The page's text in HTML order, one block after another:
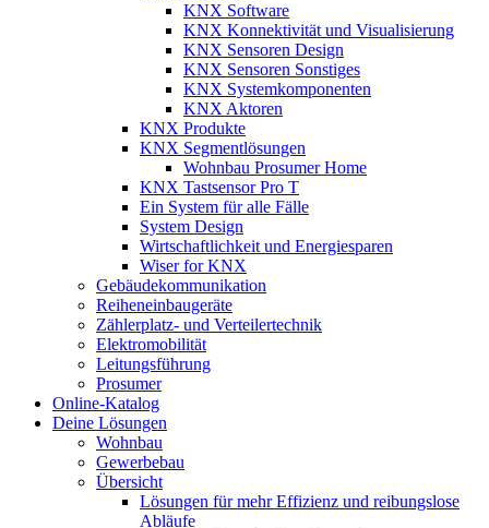
KNX Software
KNX Konnektivität und Visualisierung
KNX Sensoren Design
KNX Sensoren Sonstiges
KNX Systemkomponenten
KNX Aktoren
KNX Produkte
KNX Segmentlösungen
Wohnbau Prosumer Home
KNX Tastsensor Pro T
Ein System für alle Fälle
System Design
Wirtschaftlichkeit und Energiesparen
Wiser for KNX
Gebäudekommunikation
Reiheneinbaugeräte
Zählerplatz- und Verteilertechnik
Elektromobilität
Leitungsführung
Prosumer
Online-Katalog
Deine Lösungen
Wohnbau
Gewerbebau
Übersicht
Lösungen für mehr Effizienz und reibungslose
Abläufe